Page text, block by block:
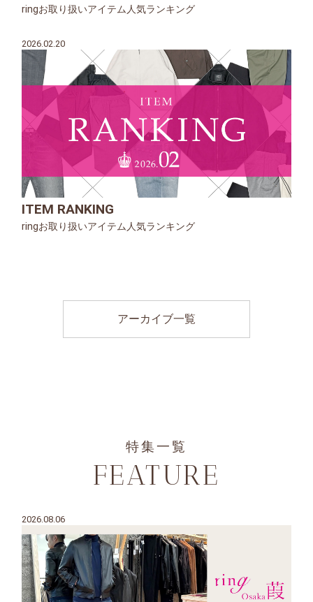
ringお取り扱いアイテム人気ランキング
2026.02.20
ITEM RANKING
ringお取り扱いアイテム人気ランキング
アーカイブ一覧
特集一覧
FEATURE
2026.08.06